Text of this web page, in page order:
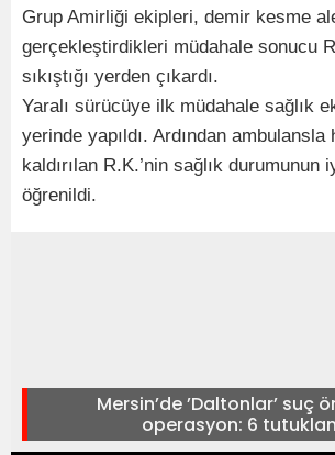
Grup Amirliği ekipleri, demir kesme
gerçekleştirdikleri müdahale sonucu
sıkıştığı yerden çıkardı.
Yaralı sürücüye ilk müdahale sağlık
yerinde yapıldı. Ardından ambulansla
kaldırılan R.K.’nin sağlık durumunun
öğrenildi.
Mersin’de ’Daltonlar’ suç
operasyon: 6